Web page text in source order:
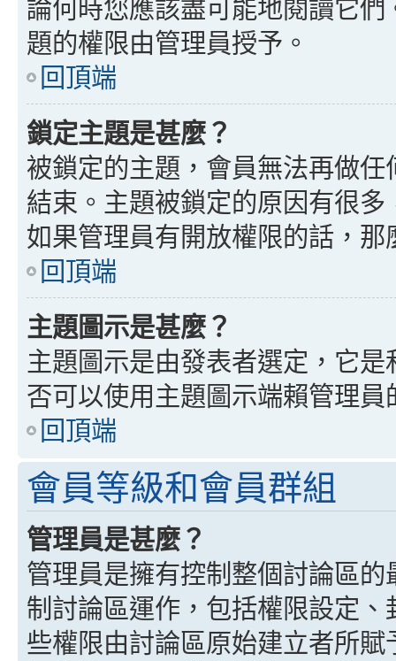
論何時您應該盡可能地閱讀它
題的權限由管理員授予。
回頂端
鎖定主題是甚麼？
被鎖定的主題，會員無法再做
結束。主題被鎖定的原因有很
如果管理員有開放權限的話，
回頂端
主題圖示是甚麼？
主題圖示是由發表者選定，它
否可以使用主題圖示端賴管理員
回頂端
會員等級和會員群組
管理員是甚麼？
管理員是擁有控制整個討論區
制討論區運作，包括權限設定
些權限由討論區原始建立者所